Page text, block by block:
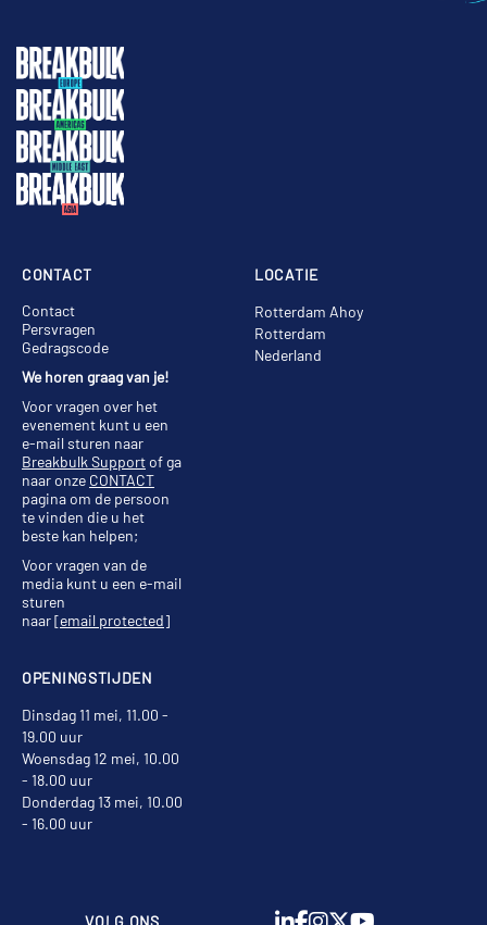
LOCATIE
Rotterdam Ahoy
Rotterdam
Nederland
OPENINGSTIJDEN
Dinsdag 11 mei, 11.00 -
19.00 uur
Woensdag 12 mei, 10.00
- 18.00 uur
Donderdag 13 mei, 10.00
- 16.00 uur
CONTACT
Contact
Persvragen
Gedragscode
We horen graag van je!
Voor vragen over het
evenement kunt u een
e-mail sturen naar
Breakbulk Supportof ga
naar onze CONTACT
pagina om de persoon
te vinden die u het
beste kan helpen;
Voor vragen van de
media kunt u een e-mail
sturen
naar[email protected]
VOLG ONS